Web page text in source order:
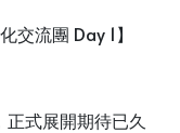
交流團 Day 1】
式展開期待已久